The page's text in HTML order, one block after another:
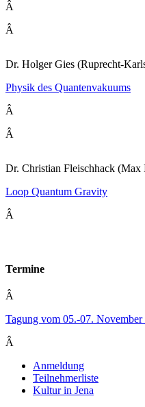
Â
Â
Dr. Holger Gies (Ruprecht-
Physik des Quantenvakuums
Â
Â
Dr. Christian Fleischhack
Loop Quantum Gravity
Â
Termine
Â
Tagung vom 05.-07. November
Â
Anmeldung
Teilnehmerliste
Kultur in Jena